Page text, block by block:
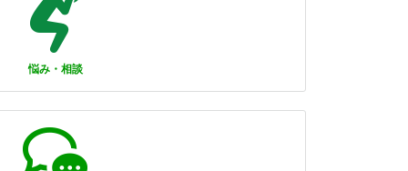
悩み・相談